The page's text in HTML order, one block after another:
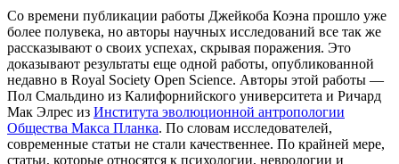
Со времени публикации работы Джейкоба Коэна прошло уже
более полувека, но авторы научных исследований все так же
рассказывают о своих успехах, скрывая поражения. Это
доказывают результаты еще одной работы, опубликованной
недавно в Royal Society Open Science. Авторы этой работы —
Пол Смальдино из Калифорнийского университета и Ричард
Мак Элрес из Института эволюционной антропологии
Общества Макса Планка. По словам исследователей,
современные статьи не стали качественнее. По крайней мере,
статьи, которые относятся к психологии, неврологии и